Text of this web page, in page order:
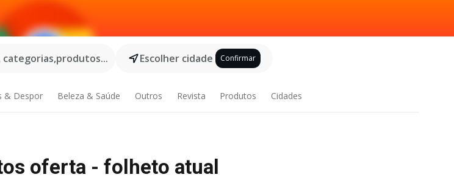
categorias,produtos...
Escolher cidade Confirmar
& Despor Beleza & Saúde Outros Revista Produtos Cidades
oferta - folheto atual